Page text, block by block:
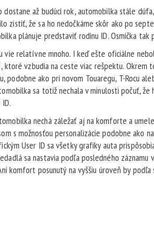
dostane až budúci rok, automobilka stále
zistiť, že sa ho nedočkáme skôr ako po
plánuje predstaviť rodinu ID. Osmička
vie relatívne mnoho. I keď ešte oficiálne
vzbudia na ceste viac rešpektu. Okrem
podobne ako pri novom Touaregu, T-Rocu
sa totiž nechala v minulosti počuť,
nechá záležať aj na komforte a
s možnosťou personalizácie podobne ako
User ID sa všetky grafiky auta
sa nastavia podľa posledného
komfort posunutý na vyššiu úroveň by